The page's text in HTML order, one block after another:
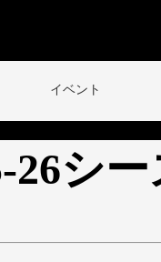
イベント
26シ